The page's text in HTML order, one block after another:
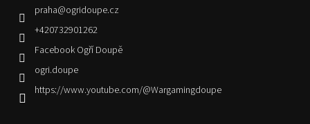
praha@ogridoupe.cz
+420732901262
Facebook Ogří Doupě
ogri.doupe
https://www.youtube.com/@Wargamingdoupe